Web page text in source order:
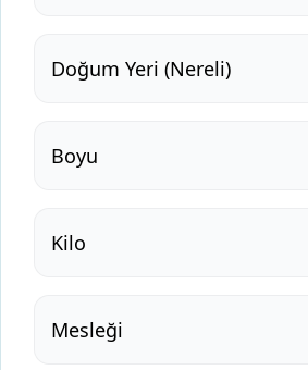
Doğum Yeri (Nereli)
Boyu
Kilo
Mesleği